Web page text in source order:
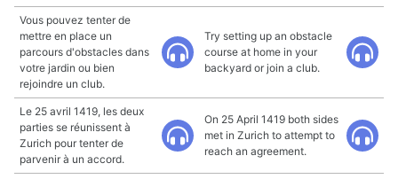
Vous pouvez tenter de
mettre en place un
parcours d'obstacles dans
votre jardin ou bien
rejoindre un club.
Try setting up an obstacle
course at home in your
backyard or join a club.
Le 25 avril 1419, les deux
parties se réunissent à
Zurich pour tenter de
parvenir à un accord.
On 25 April 1419 both sides
met in Zurich to attempt to
reach an agreement.